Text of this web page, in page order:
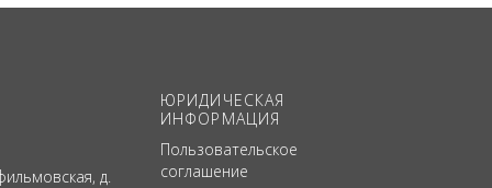
д.
ЮРИДИЧЕСКАЯ
ИНФОРМАЦИЯ
Пользовательское
соглашение